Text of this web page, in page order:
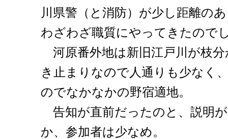
川県警（と消防）が少し距離の
わざわざ職質にやってきたので
河原番外地は新旧江戸川が枝
き止まりなので人通りも少なく
のでなかなかの野宿適地。
告知が直前だったのと、説明
か、参加者は少なめ。